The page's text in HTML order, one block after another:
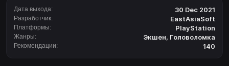
Дата выхода: 30 Dec 2021
Разработчик: EastAsiaSoft
Платформы: PlayStation
Жанры: Экшен, Головоломка
Рекомендации: 140